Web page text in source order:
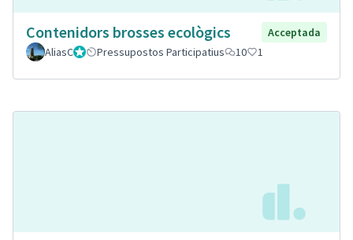
Contenidors brosses ecològics
Acceptada
AliasCGestorPressupostos Participatius 10 1